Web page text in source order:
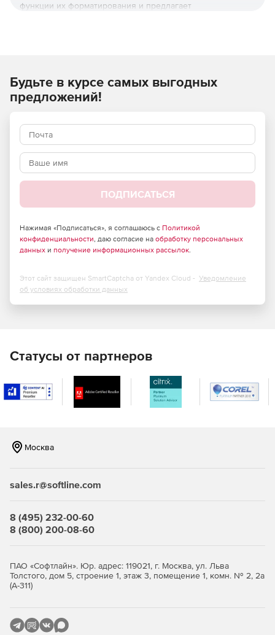
функции их форматирования и предлагает
Основные возможности:
Преобразование диаграмм в графические файлы, а
Поддержка формата CSV, VBA, макросов и модулей
add-ins.
Будьте в курсе самых выгодных
предложений!
ПОДПИСАТЬСЯ
Нажимая «Подписаться», я соглашаюсь с Политикой
конфиденциальности, даю согласие на обработку персональных
данных и получение информационных рассылок.
Этот сайт защищен SmartCaptcha от Yandex Cloud - Уведомление
об условиях обработки данных
Статусы от партнеров
Москва
sales.r@softline.com
8 (495) 232-00-60
8 (800) 200-08-60
ПАО «Софтлайн». Юр. адрес: 119021, г. Москва, ул. Льва
Толстого, дом 5, строение 1, этаж 3, помещение 1, комн. № 2, 2а
(А-311)